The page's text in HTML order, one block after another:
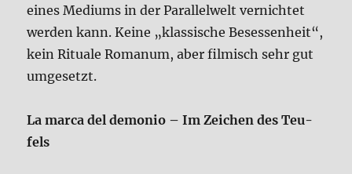
eines Medi­ums in der Par­al­lel­welt ver­nich­tet
wer­den kann. Kei­ne „klas­si­sche Beses­sen­heit“,
kein Ritua­le Roma­num, aber fil­misch sehr gut
umge­setzt.
La mar­ca del demo­nio – Im Zei­chen des Teu­
fels